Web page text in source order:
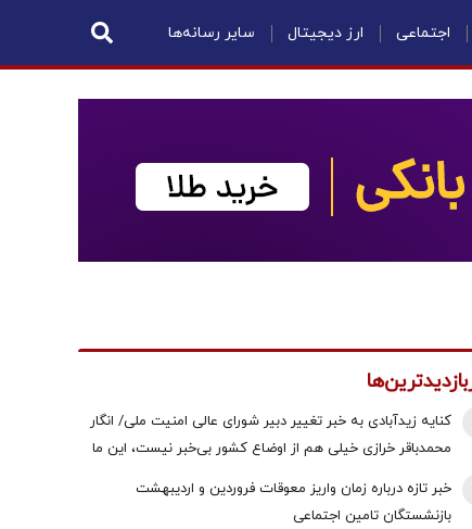
اجتماعی ارز دیجیتال سایر رسانه‌ها
کنایه زیدآبادی به خبر تغییر دبیر شورای عالی امنیت ملی/ انگار
محمدباقر خرازی خیلی هم از اوضاع کشور بی‌خبر نیست، این ما
خبر تازه درباره زمان واریز معوقات فروردین و اردیبهشت
بازنشستگان تامین اجتماعی